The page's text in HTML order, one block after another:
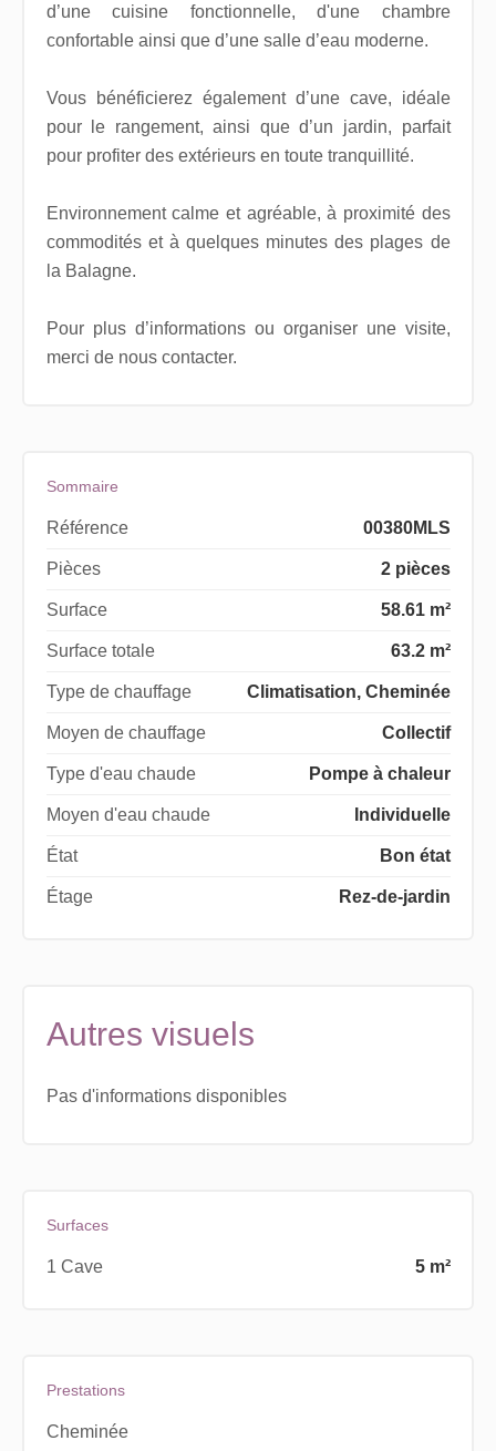
d’une cuisine fonctionnelle, d'une chambre
confortable ainsi que d’une salle d’eau moderne.
Vous bénéficierez également d’une cave, idéale
pour le rangement, ainsi que d’un jardin, parfait
pour profiter des extérieurs en toute tranquillité.
Environnement calme et agréable, à proximité des
commodités et à quelques minutes des plages de
la Balagne.
Pour plus d’informations ou organiser une visite,
merci de nous contacter.
Sommaire
Référence 00380MLS
Pièces 2 pièces
Surface 58.61 m²
Surface totale 63.2 m²
Type de chauffage Climatisation, Cheminée
Moyen de chauffage Collectif
Type d'eau chaude Pompe à chaleur
Moyen d'eau chaude Individuelle
État Bon état
Étage Rez-de-jardin
Autres visuels
Pas d'informations disponibles
Surfaces
1 Cave 5 m²
Prestations
Cheminée